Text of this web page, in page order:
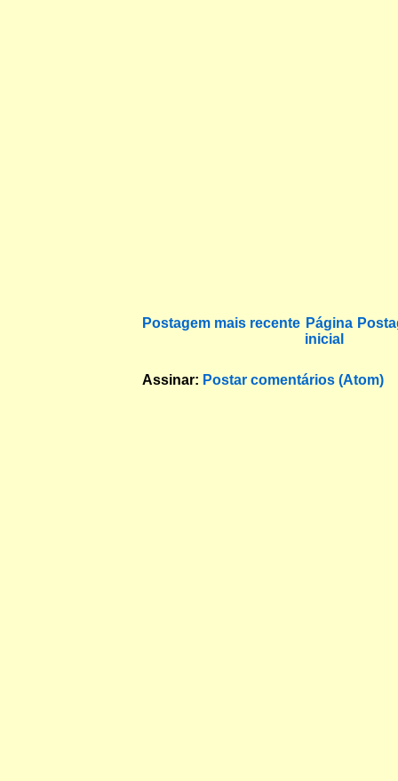
Postagem mais recente Página
inicial
Assinar: Postar comentários (Atom)